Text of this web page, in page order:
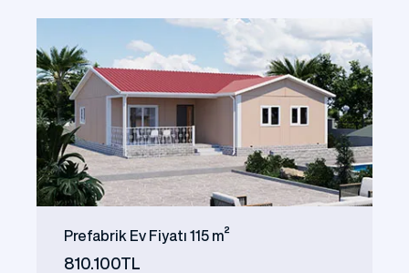
Prefabrik Ev Fiyatı 115 m²
810.100TL